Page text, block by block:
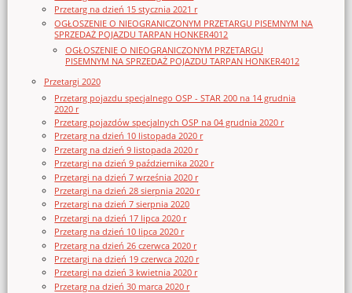
Przetarg na dzień 15 stycznia 2021 r
OGŁOSZENIE O NIEOGRANICZONYM PRZETARGU PISEMNYM NA
SPRZEDAŻ POJAZDU TARPAN HONKER4012
OGŁOSZENIE O NIEOGRANICZONYM PRZETARGU
PISEMNYM NA SPRZEDAŻ POJAZDU TARPAN HONKER4012
Przetargi 2020
Przetarg pojazdu specjalnego OSP - STAR 200 na 14 grudnia
2020 r
Przetarg pojazdów specjalnych OSP na 04 grudnia 2020 r
Przetarg na dzień 10 listopada 2020 r
Przetarg na dzień 9 listopada 2020 r
Przetargi na dzień 9 października 2020 r
Przetargi na dzień 7 września 2020 r
Przetargi na dzień 28 sierpnia 2020 r
Przetargi na dzień 7 sierpnia 2020
Przetargi na dzień 17 lipca 2020 r
Przetarg na dzień 10 lipca 2020 r
Przetarg na dzień 26 czerwca 2020 r
Przetargi na dzień 19 czerwca 2020 r
Przetargi na dzień 3 kwietnia 2020 r
Przetarg na dzień 30 marca 2020 r